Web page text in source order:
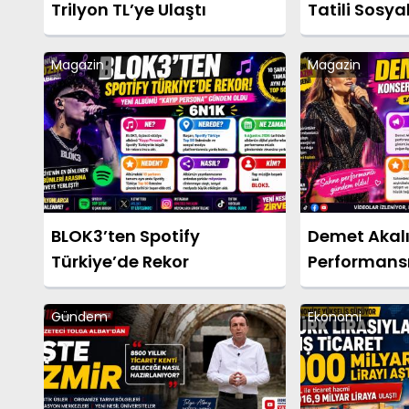
Trilyon TL’ye Ulaştı
Tatili
Salladı
Magazin
BLOK3’ten Spotify
Türkiye’de Rekor
Magazin
Demet
Medyada
Gündem Ekonomi